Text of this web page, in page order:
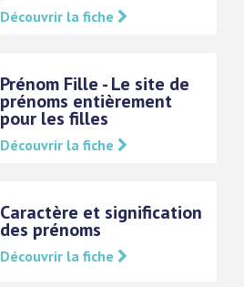
Découvrir la fiche
Prénom Fille - Le site de
prénoms entièrement
pour les filles
Découvrir la fiche
Caractère et signification
des prénoms
Découvrir la fiche